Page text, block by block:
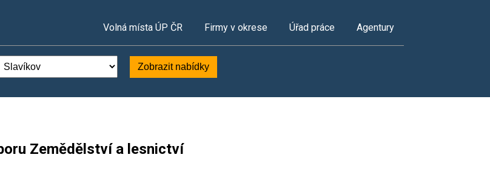
Volná místa ÚP ČR Firmy v okrese Úřad práce Agentury
Zobrazit nabídky
Zemědělství a lesnictví